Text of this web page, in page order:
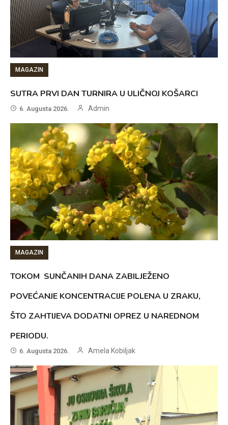
MAGAZIN
SUTRA PRVI DAN TURNIRA U ULIČNOJ KOŠARCI
6. Augusta 2026. Admin
MAGAZIN
TOKOM SUNČANIH DANA ZABILJEŽENO
POVEĆANJE KONCENTRACIJE POLENA U ZRAKU,
ŠTO ZAHTIJEVA DODATNI OPREZ U NAREDNOM
PERIODU.
6. Augusta 2026. Amela Kobiljak